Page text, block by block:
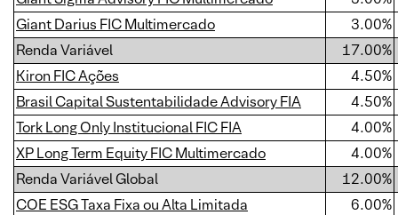
Giant Darius FIC Multimercado
3.00%
Renda Variável
17.00%
Kiron FIC Ações
4.50%
Brasil Capital Sustentabilidade Advisory FIA
4.50%
Tork Long Only Institucional FIC FIA
4.00%
XP Long Term Equity FIC Multimercado
4.00%
Renda Variável Global
12.00%
COE ESG Taxa Fixa ou Alta Limitada
6.00%